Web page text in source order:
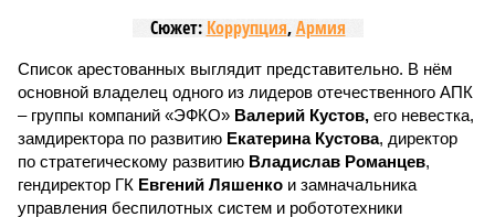
Сюжет: Коррупция,Армия
Список арестованных выглядит представительно. В нём
основной владелец одного из лидеров отечественного АПК
– группы компаний «ЭФКО» Валерий Кустов, его невестка,
замдиректора по развитию Екатерина Кустова, директор
по стратегическому развитию Владислав Романцев,
гендиректор ГК Евгений Ляшенко и замначальника
управления беспилотных систем и робототехники